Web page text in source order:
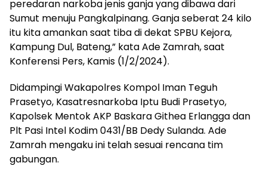
peredaran narkoba jenis ganja yang dibawa dari
Sumut menuju Pangkalpinang. Ganja seberat 24 kilo
itu kita amankan saat tiba di dekat SPBU Kejora,
Kampung Dul, Bateng,” kata Ade Zamrah, saat
Konferensi Pers, Kamis (1/2/2024).
Didampingi Wakapolres Kompol Iman Teguh
Prasetyo, Kasatresnarkoba Iptu Budi Prasetyo,
Kapolsek Mentok AKP Baskara Githea Erlangga dan
Plt Pasi Intel Kodim 0431/BB Dedy Sulanda. Ade
Zamrah mengaku ini telah sesuai rencana tim
gabungan.